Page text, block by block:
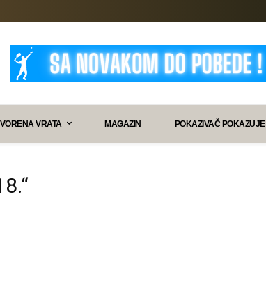
VRATA MAGAZIN POKAZIVAČ POKAZUJE